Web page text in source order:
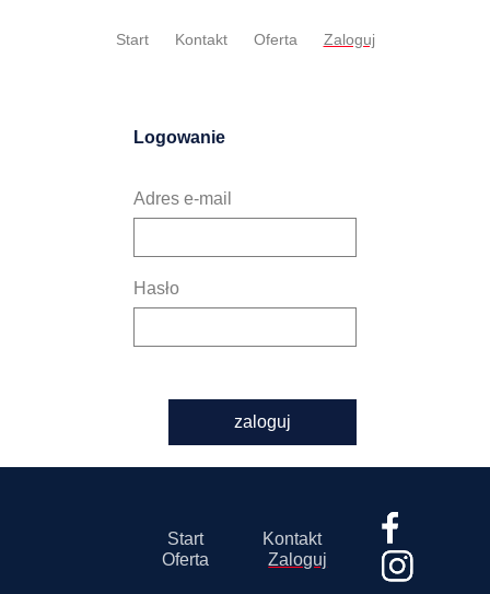
Start Kontakt Oferta Zaloguj
Logowanie
Adres e-mail
Hasło
zaloguj
Start
Kontakt
Oferta
Zaloguj